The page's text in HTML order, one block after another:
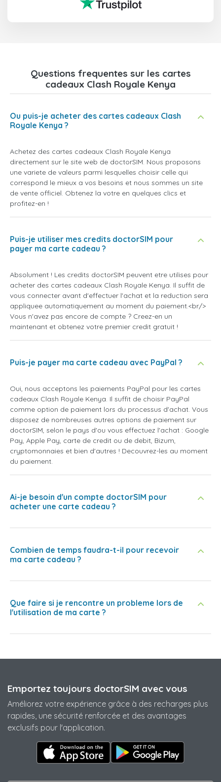
Questions frequentes sur les cartes
cadeaux Clash Royale Kenya
Ou puis-je acheter des cartes cadeaux Clash
Royale Kenya ?
Achetez des cartes cadeaux Clash Royale Kenya
directement sur le site web de doctorSIM. Nous proposons
une variete de valeurs parmi lesquelles choisir celle qui
correspond le mieux a vos besoins et nous sommes un site
de vente officiel. Obtenez la votre en quelques clics et
profitez-en !
Puis-je utiliser mes credits doctorSIM pour
payer ma carte cadeau ?
Absolument ! Les credits doctorSIM peuvent etre utilises pour
acheter des cartes cadeaux Clash Royale Kenya. Il suffit de
vous connecter avant d'effectuer l'achat et la reduction sera
appliquee automatiquement au moment du paiement.<br/>
Vous n'avez pas encore de compte ? Creez-en un
maintenant et obtenez votre premier credit gratuit !
Puis-je payer ma carte cadeau avec PayPal ?
Oui, nous acceptons les paiements PayPal pour les cartes
cadeaux Clash Royale Kenya. Il suffit de choisir PayPal
comme option de paiement lors du processus d'achat. Vous
disposez de nombreuses autres options de paiement sur
doctorSIM, selon le pays d'ou vous effectuez l'achat : Google
Pay, Apple Pay, carte de credit ou de debit, Bizum,
cryptomonnaies et bien d'autres ! Decouvrez-les au moment
du paiement.
Ai-je besoin d'un compte doctorSIM pour
acheter une carte cadeau ?
Combien de temps faudra-t-il pour recevoir
ma carte cadeau ?
Que faire si je rencontre un probleme lors de
l'utilisation de ma carte ?
Emportez toujours doctorSIM avec vous
Améliorez votre expérience grâce à des recharges plus
rapides, une sécurité renforcée et des avantages
exclusifs pour l'application.